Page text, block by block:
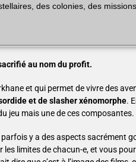
des colonies, des
au nom du profit.
et qui permet de vivre des
et de slasher xénomorphe.
jeu mais une de ces composantes.
y a des aspects sacrément
limites de chacun-e, et vous